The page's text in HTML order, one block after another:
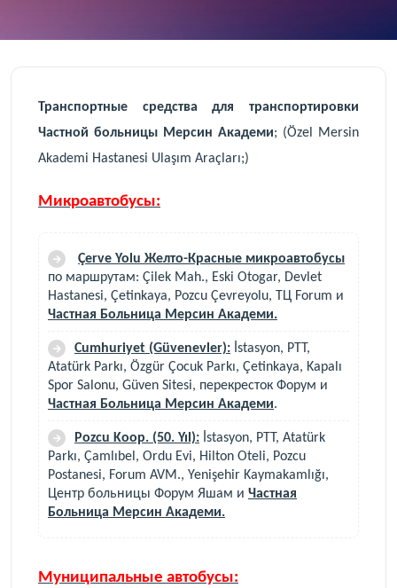
Транспортные средства для транспортировки
Частной больницы Мерсин Академи; (Özel Mersin
Akademi Hastanesi Ulaşım Araçları;)
Микроавтобусы:
Çerve Yolu Желто-Красные микроавтобусы
по маршрутам: Çilek Mah., Eski Otogar, Devlet
Hastanesi, Çetinkaya, Pozcu Çevreyolu, ТЦ Forum и
Частная Больница Мерсин Академи.
Cumhuriyet (Güvenevler): İstasyon, PTT,
Atatürk Parkı, Özgür Çocuk Parkı, Çetinkaya, Kapalı
Spor Salonu, Güven Sitesi, перекресток Форум и
Частная Больница Мерсин Академи.
Pozcu Koop. (50. Yıl): İstasyon, PTT, Atatürk
Parkı, Çamlıbel, Ordu Evi, Hilton Oteli, Pozcu
Postanesi, Forum AVM., Yenişehir Kaymakamlığı,
Центр больницы Форум Яшам и Частная
Больница Мерсин Академи.
Муниципальные автобусы: